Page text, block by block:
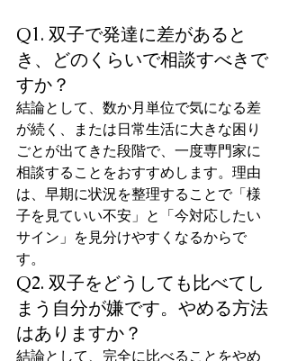
Q1. 双子で発達に差があると
き、どのくらいで相談すべきで
すか？
結論として、数か月単位で気になる差
が続く、または日常生活に大きな困り
ごとが出てきた段階で、一度専門家に
相談することをおすすめします。理由
は、早期に状況を整理することで「様
子を見ていい不安」と「今対応したい
サイン」を見分けやすくなるからで
す。
Q2. 双子をどうしても比べてし
まう自分が嫌です。やめる方法
はありますか？
結論として、完全に比べることをやめ